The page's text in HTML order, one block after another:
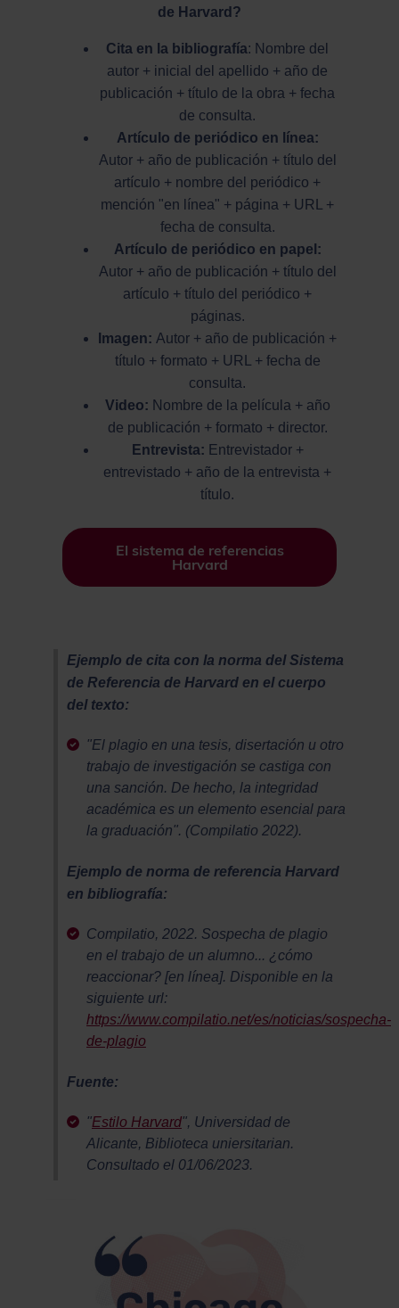
de Harvard?
Cita en la bibliografía: Nombre del
autor + inicial del apellido + año de
publicación + título de la obra + fecha
de consulta.
Artículo de periódico en línea:
Autor + año de publicación + título del
artículo + nombre del periódico +
mención "en línea" + página + URL +
fecha de consulta.
Artículo de periódico en papel:
Autor + año de publicación + título del
artículo + título del periódico +
páginas.
Imagen: Autor + año de publicación +
título + formato + URL + fecha de
consulta.
Video: Nombre de la película + año
de publicación + formato + director.
Entrevista: Entrevistador +
entrevistado + año de la entrevista +
título.
El sistema de referencias
Harvard
Ejemplo de cita con la norma del Sistema
de Referencia de Harvard en el cuerpo
del texto:
"El plagio en una tesis, disertación u otro
trabajo de investigación se castiga con
una sanción. De hecho, la integridad
académica es un elemento esencial para
la graduación". (Compilatio 2022).
Ejemplo de norma de referencia Harvard
en bibliografía:
Compilatio, 2022. Sospecha de plagio
en el trabajo de un alumno... ¿cómo
reaccionar? [en línea]. Disponible en la
siguiente url:
https://www.compilatio.net/es/noticias/sospecha-
de-plagio
Fuente:
"Estilo Harvard", Universidad de
Alicante, Biblioteca uniersitarian.
Consultado el 01/06/2023.